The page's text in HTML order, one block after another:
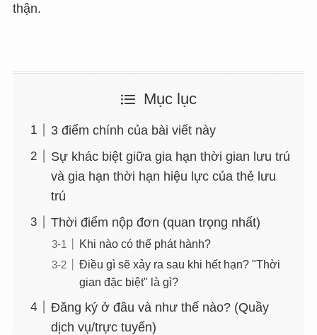
thận.
Mục lục
3 điểm chính của bài viết này
Sự khác biệt giữa gia hạn thời gian lưu trú
và gia hạn thời hạn hiệu lực của thẻ lưu
trú
Thời điểm nộp đơn (quan trọng nhất)
Khi nào có thể phát hành?
Điều gì sẽ xảy ra sau khi hết hạn? "Thời
gian đặc biệt" là gì?
Đăng ký ở đâu và như thế nào? (Quầy
dịch vụ/trực tuyến)